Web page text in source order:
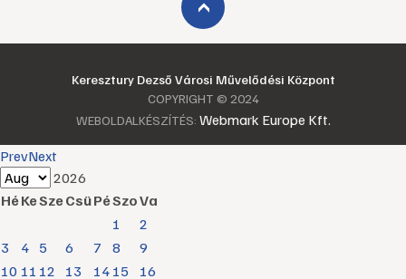
›
Keresztury Dezső Városi Művelődési Központ
COPYRIGHT © 2024
WEBOLDALKÉSZÍTÉS: Webmark Europe Kft.
PrevNext
2026
HéKeSzeCsüPéSzoVa
1
2
3
4 5 6 7 8
9
10 11 12 13 14 15 16